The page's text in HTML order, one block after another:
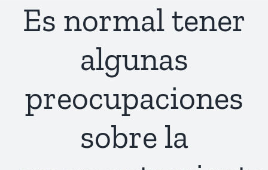
Es normal tener
algunas
preocupaciones
sobre la